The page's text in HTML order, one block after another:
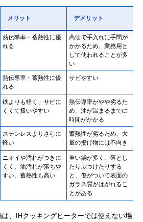
メリット デメリット
熱伝導率・蓄熱性に優
れる
高価で手入れに手間が
かかるため、業務用と
して使われることが多
い
熱伝導率・蓄熱性に優
れる
サビやすい
鉄よりも軽く、サビに
くくて扱いやすい
熱伝導率がやや劣るた
め、油が温まるまでに
時間がかかる
ステンレスよりさらに
軽い
蓄熱性が劣るため、大
量の揚げ物には不向き
ニオイや汚れがつきに
くく、油汚れが落ちや
すい。蓄熱性も高い
重い鍋が多く、落とし
たりぶつけたりする
と、傷がついて表面の
ガラス質がはがれるこ
とがある
、IHクッキングヒーターでは使えない場